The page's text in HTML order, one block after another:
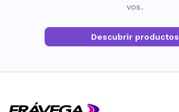
vos.
Descubrir productos